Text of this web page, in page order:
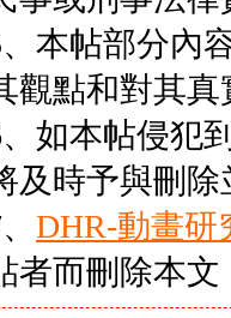
本帖部分內
觀點和對其真
如本帖侵犯
及時予與刪
DHR-動畫研
者而刪除本文